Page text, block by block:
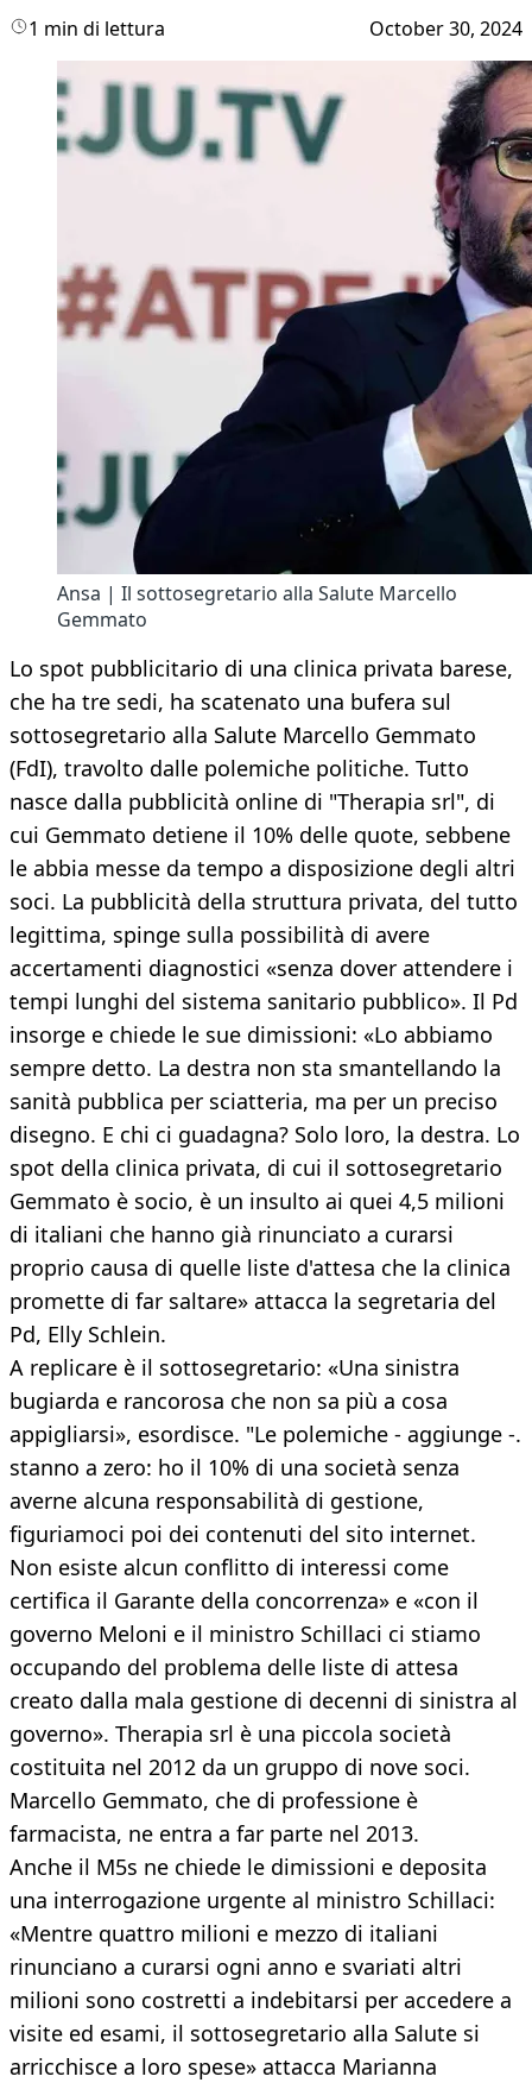
1 min di lettura October 30, 2024
Ansa | Il sottosegretario alla Salute Marcello
Gemmato
Lo spot pubblicitario di una clinica privata barese,
che ha tre sedi, ha scatenato una bufera sul
sottosegretario alla Salute Marcello Gemmato
(FdI), travolto dalle polemiche politiche. Tutto
nasce dalla pubblicità online di "Therapia srl", di
cui Gemmato detiene il 10% delle quote, sebbene
le abbia messe da tempo a disposizione degli altri
soci. La pubblicità della struttura privata, del tutto
legittima, spinge sulla possibilità di avere
accertamenti diagnostici «senza dover attendere i
tempi lunghi del sistema sanitario pubblico». Il Pd
insorge e chiede le sue dimissioni: «Lo abbiamo
sempre detto. La destra non sta smantellando la
sanità pubblica per sciatteria, ma per un preciso
disegno. E chi ci guadagna? Solo loro, la destra. Lo
spot della clinica privata, di cui il sottosegretario
Gemmato è socio, è un insulto ai quei 4,5 milioni
di italiani che hanno già rinunciato a curarsi
proprio causa di quelle liste d'attesa che la clinica
promette di far saltare» attacca la segretaria del
Pd, Elly Schlein.
A replicare è il sottosegretario: «Una sinistra
bugiarda e rancorosa che non sa più a cosa
appigliarsi», esordisce. "Le polemiche - aggiunge -.
stanno a zero: ho il 10% di una società senza
averne alcuna responsabilità di gestione,
figuriamoci poi dei contenuti del sito internet.
Non esiste alcun conflitto di interessi come
certifica il Garante della concorrenza» e «con il
governo Meloni e il ministro Schillaci ci stiamo
occupando del problema delle liste di attesa
creato dalla mala gestione di decenni di sinistra al
governo». Therapia srl è una piccola società
costituita nel 2012 da un gruppo di nove soci.
Marcello Gemmato, che di professione è
farmacista, ne entra a far parte nel 2013.
Anche il M5s ne chiede le dimissioni e deposita
una interrogazione urgente al ministro Schillaci:
«Mentre quattro milioni e mezzo di italiani
rinunciano a curarsi ogni anno e svariati altri
milioni sono costretti a indebitarsi per accedere a
visite ed esami, il sottosegretario alla Salute si
arricchisce a loro spese» attacca Marianna